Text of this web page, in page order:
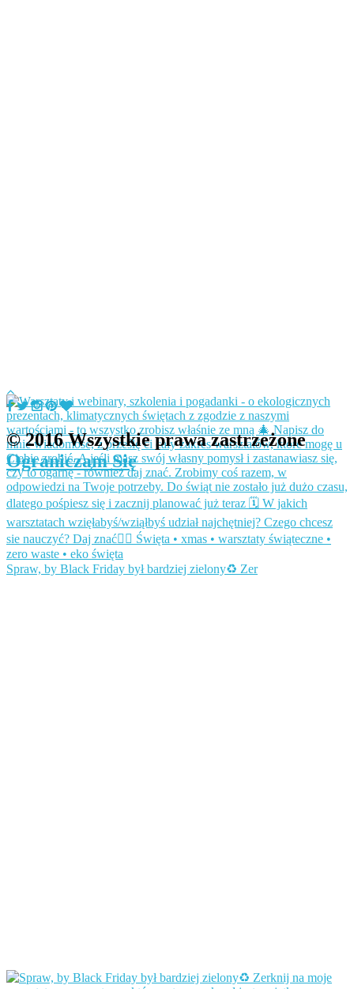
Spraw, by Black Friday był bardziej zielony♻️ Zer
© 2016 Wszystkie prawa zastrzeżone
Ograniczam Się